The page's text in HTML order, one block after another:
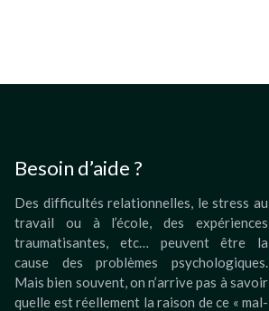
Besoin d’aide ?
Des difficultés relationnelles, le stress au
travail ou à l’école, des expériences
traumatisantes, etc… peuvent être la
cause des problèmes psychologiques.
Mais bien souvent, on n’arrive pas à savoir
quelle est réellement la raison de ce « mal-